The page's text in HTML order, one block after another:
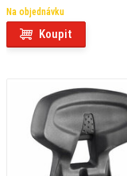
Na objednávku
Koupit